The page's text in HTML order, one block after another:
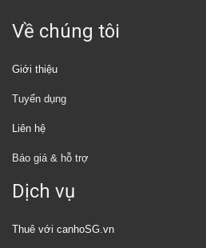
Về chúng tôi
Giới thiệu
Tuyển dụng
Liên hệ
Báo giá & hỗ trợ
Dịch vụ
Thuê với canhoSG.vn